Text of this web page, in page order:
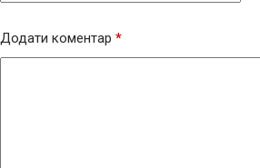
Додати коментар *